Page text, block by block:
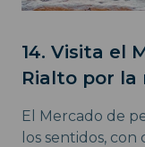
14. Visita el
Rialto por la
El Mercado de
los sentidos,